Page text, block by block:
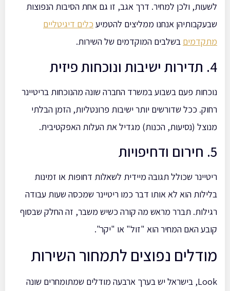
לשעות, ולכן למחיר. דרך אגב, זו גם אחת הסיבות הנפוצות
שבעקבותיהן אנחנו ממליצים להטמיע כלים דיגיטליים
מתקדמים בשלבים המוקדמים של השירות.
4. תדירות ישיבות ונוכחות פיזית
נוכחות פעם בשבוע במשרד החברה שונה מהנוכחות בריטיינר
רחוק. ככל שדורשים יותר ישיבות פרונטליות, הזמן הבלתי
מנוצל (נסיעות, הכנות) מגדיל את העלות האפקטיבית.
5. חירום ודחיפויות
ריטיינר שכולל תגובה מיידית לשאלות דחופות או זמינות
בלילות הוא לא אותו דבר כמו ריטיינר שמכסה שעות עבודה
רגילות. תברר מראש מה קורה כשיש משבר, זה החלק שבסוף
קובע האם המחיר הוא "זול" או "יקר".
מודלים נפוצים לתמחור השירות
Look, בישראל יש בערך ארבעה מודלים שמתומחרים שונה